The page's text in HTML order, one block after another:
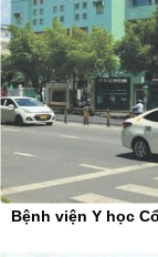
Bệnh viện Y học